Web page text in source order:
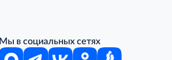
Мы в социальных сетях